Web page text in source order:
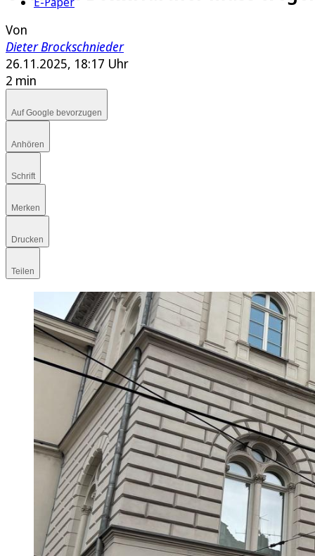
Von
Dieter Brockschnieder
26.11.2025, 18:17 Uhr
2 min
Auf Google bevorzugen
Anhören
Schrift
Merken
Drucken
Teilen